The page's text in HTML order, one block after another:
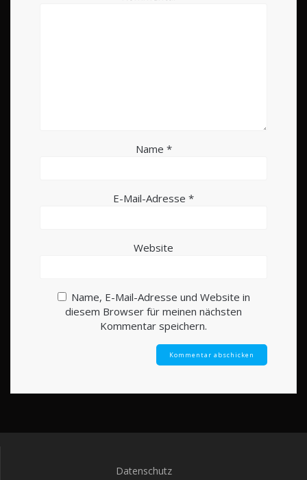
Name *
E-Mail-Adresse *
Website
Name, E-Mail-Adresse und Website in
diesem Browser für meinen nächsten
Kommentar speichern.
Datenschutz